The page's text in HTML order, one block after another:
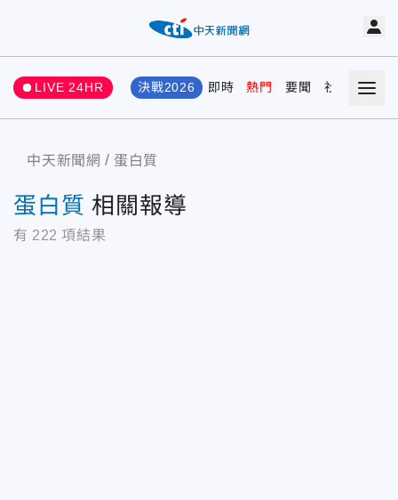
LIVE 24HR 決戰2026 即時 熱門 要聞 社會 娛樂
中天新聞網 蛋白質
蛋白質 相關報導
有 222 項結果